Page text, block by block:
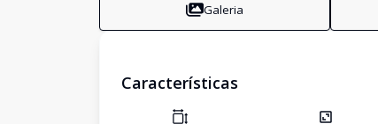
Galeria
Características